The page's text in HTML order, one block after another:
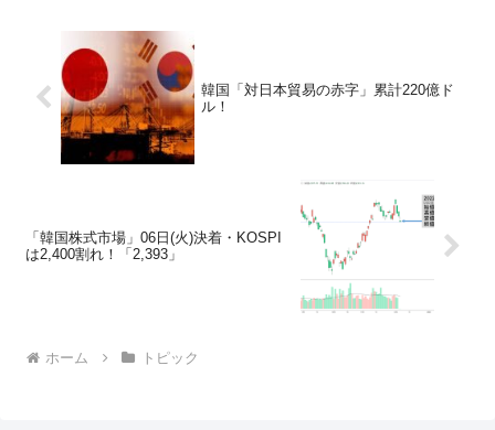
韓国「対日本貿易の赤字」累計220億ド
ル！
「韓国株式市場」06日(火)決着・KOSPI
は2,400割れ！「2,393」
ホーム トピック